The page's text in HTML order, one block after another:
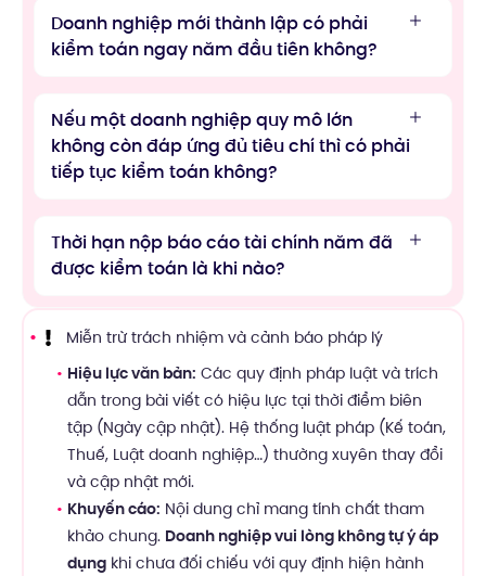
Doanh nghiệp mới thành lập có phải
kiểm toán ngay năm đầu tiên không?
Nếu một doanh nghiệp quy mô lớn
không còn đáp ứng đủ tiêu chí thì có phải
tiếp tục kiểm toán không?
Thời hạn nộp báo cáo tài chính năm đã
được kiểm toán là khi nào?
Miễn trừ trách nhiệm và cảnh báo pháp lý
Hiệu lực văn bản: Các quy định pháp luật và trích
dẫn trong bài viết có hiệu lực tại thời điểm biên
tập (Ngày cập nhật). Hệ thống luật pháp (Kế toán,
Thuế, Luật doanh nghiệp…) thường xuyên thay đổi
và cập nhật mới.
Khuyến cáo: Nội dung chỉ mang tính chất tham
khảo chung. Doanh nghiệp vui lòng không tự ý áp
dụng khi chưa đối chiếu với quy định hiện hành